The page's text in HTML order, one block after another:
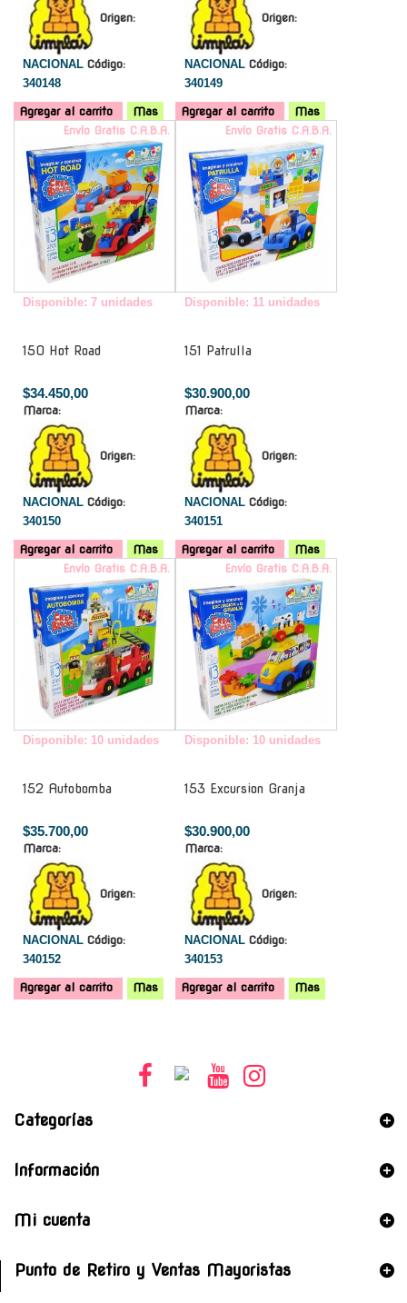
Origen:
NACIONAL Código:
340148
Agregar al carrito Mas
Origen:
NACIONAL Código:
340149
Agregar al carrito
Mas
Envío Gratis C.A.B.A.
Disponible: 7 unidades
150 Hot Road
$34.450,00
Marca:
Origen:
NACIONAL Código:
340150
Agregar al carrito Mas
Envío Gratis C.A.B.A.
Disponible: 11 unidades
151 Patrulla
$30.900,00
Marca:
Origen:
NACIONAL Código:
340151
Agregar al carrito
Mas
Envío Gratis C.A.B.A.
Disponible: 10 unidades
152 Autobomba
$35.700,00
Marca:
Origen:
NACIONAL Código:
340152
Agregar al carrito Mas
Envío Gratis C.A.B.A.
Disponible: 10 unidades
153 Excursion Granja
$30.900,00
Marca:
Origen:
NACIONAL Código:
340153
Agregar al carrito Mas
Categorías
Información
Mi cuenta
Punto de Retiro y Ventas Mayoristas